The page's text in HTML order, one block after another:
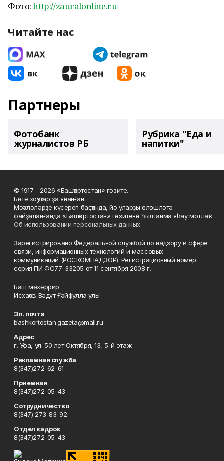
Фото:http://zauralonline.ru
Читайте нас
Партнеры
Фотобанк
журналистов РБ
Рубрика "Еда и
напитки"
© 1917 - 2026 «Башҡортостан» гәзите.
Бөтә хоҡуҡтар ҙа яҡланған.
Мәҡәләләрҙе күсереп баҫҡанда, йә уларҙы өлөшләтә
файҙаланғанда «Башҡортостан» гәзитенә һылтанма яһау мотлаҡ.
Об использовании персональных данных
Зарегистрировано Федеральной службой по надзору в сфере
связи, информационных технологий и массовых
коммуникаций (РОСКОМНАДЗОР). Регистрационный номер:
серия ПИ ФС77-33205 от 11 сентября 2008 г.
Баш мөхәррир
Исхаҡов Вәдүт Ғәйфулла улы
Эл. почта
bashkortostan.gazeta@mail.ru
Адрес
г. Уфа, ул. 50 лет Октября, 13, 5-й этаж
Рекламная служба
8(347)272-62-61
Приемная
8(347)272-05-43
Сотрудничество
8(347) 273-83-92
Отдел кадров
8(347)272-05-43